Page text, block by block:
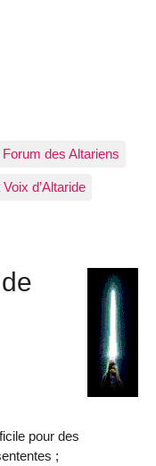
Forum des Altariens
d’Altaride
pour des
;